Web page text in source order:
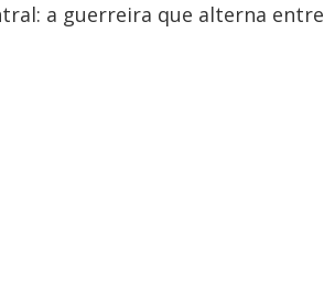
a guerreira que alterna entre